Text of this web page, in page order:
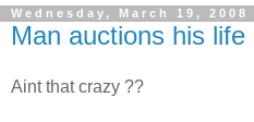
Wednesday, March 19, 2008
Man auctions his life
Aint that crazy ??